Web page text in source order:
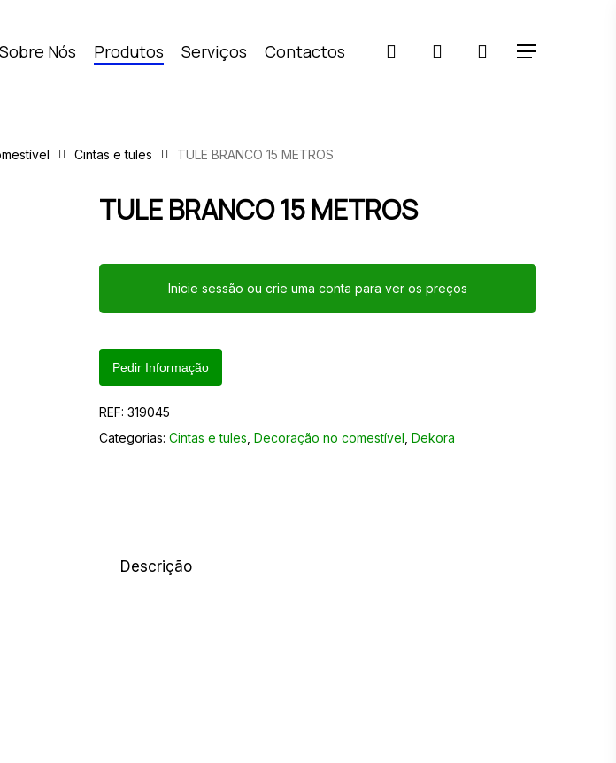
Sobre Nós Produtos Serviços Contactos pesquisaraccount Menu
Cintas e tules TULE BRANCO 15 METROS
TULE BRANCO 15 METROS
Inicie sessão ou crie uma conta para ver os preços
Pedir Informação
REF:319045
Categorias:Cintas e tules ,Decoração no comestível ,Dekora
Descrição